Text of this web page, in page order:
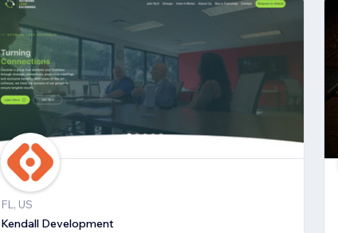
FL, US
Kendall Development